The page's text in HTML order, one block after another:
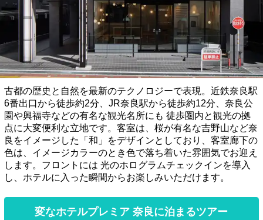
古都の歴史と自然を最新のテクノロジーで表現。近鉄奈良駅
6番出口から徒歩約2分、JR奈良駅から徒歩約12分、奈良公
園や興福寺などの有名な観光名所にも 徒歩圏内と観光の拠
点に大変便利な立地です。客室は、桜が有名な吉野山など奈
良をイメージした「和」をデザインとしており、客室廊下の
色は、イメージカラーのとき色で落ち着いた雰囲気でお迎え
します。フロントには 光のホログラムチェックインを導入
し、ホテルに入った瞬間からお楽しみいただけます。
変なホテルプレミア 奈良に泊まるツアー